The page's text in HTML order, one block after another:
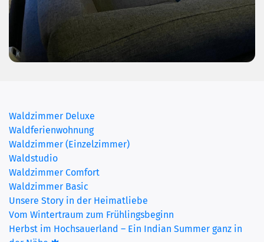
Waldzimmer Deluxe
Waldferienwohnung(current)
Waldzimmer (Einzelzimmer)
Waldstudio
Waldzimmer Comfort
Waldzimmer Basic
Unsere Story in der Heimatliebe
Vom Wintertraum zum Frühlingsbeginn
Herbst im Hochsauerland – Ein Indian Summer ganz in